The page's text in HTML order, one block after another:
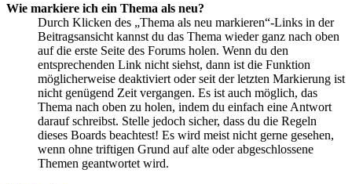
Wie markiere ich ein Thema als neu?
Durch Klicken des „Thema als neu markieren“-Links in der
Beitragsansicht kannst du das Thema wieder ganz nach oben
auf die erste Seite des Forums holen. Wenn du den
entsprechenden Link nicht siehst, dann ist die Funktion
möglicherweise deaktiviert oder seit der letzten Markierung ist
nicht genügend Zeit vergangen. Es ist auch möglich, das
Thema nach oben zu holen, indem du einfach eine Antwort
darauf schreibst. Stelle jedoch sicher, dass du die Regeln
dieses Boards beachtest! Es wird meist nicht gerne gesehen,
wenn ohne triftigen Grund auf alte oder abgeschlossene
Themen geantwortet wird.